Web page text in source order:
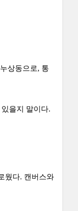
상동으로, 통
을지 말이다.
웠다. 캔버스와